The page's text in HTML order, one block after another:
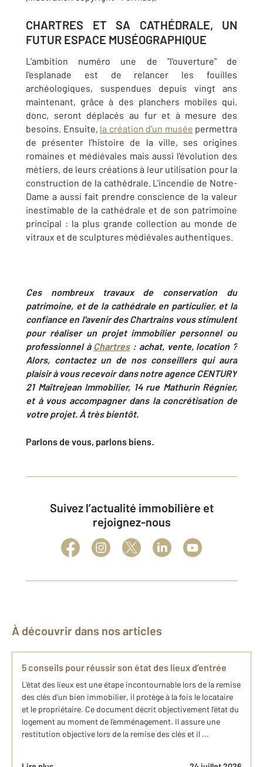
CHARTRES ET SA CATHÉDRALE, UN
FUTUR ESPACE MUSÉOGRAPHIQUE
L'ambition numéro une de "l'ouverture" de
l'esplanade est de relancer les fouilles
archéologiques, suspendues depuis vingt ans
maintenant, grâce à des planchers mobiles qui,
donc, seront déplacés au fur et à mesure des
besoins. Ensuite, la création d'un musée permettra
de présenter l'histoire de la ville, ses origines
romaines et médiévales mais aussi l'évolution des
métiers, de leurs créations à leur utilisation pour la
construction de la cathédrale. L'incendie de Notre-
Dame a aussi fait prendre conscience de la valeur
inestimable de la cathédrale et de son patrimoine
principal : la plus grande collection au monde de
vitraux et de sculptures médiévales authentiques.
Ces nombreux travaux de conservation du
patrimoine, et de la cathédrale en particulier, et la
confiance en l'avenir des Chartrains vous stimulent
pour réaliser un projet immobilier personnel ou
professionnel à Chartres: achat, vente, location ?
Alors, contactez un de nos conseillers qui aura
plaisir à vous recevoir dans notre agence CENTURY
21 Maîtrejean Immobilier, 14 rue Mathurin Régnier,
et à vous accompagner dans la concrétisation de
votre projet. À très bientôt.
Parlons de vous, parlons biens.
Suivez l’actualité immobilière et
rejoignez-nous
À découvrir dans nos articles
5 conseils pour réussir son état des lieux d’entrée
L'état des lieux est une étape incontournable lors de la remise
des clés d’un bien immobilier, il protège à la fois le locataire
et le propriétaire. Ce document décrit objectivement l’état du
logement au moment de l’emménagement. Il assure une
restitution objective lors de la remise des clés et il ...